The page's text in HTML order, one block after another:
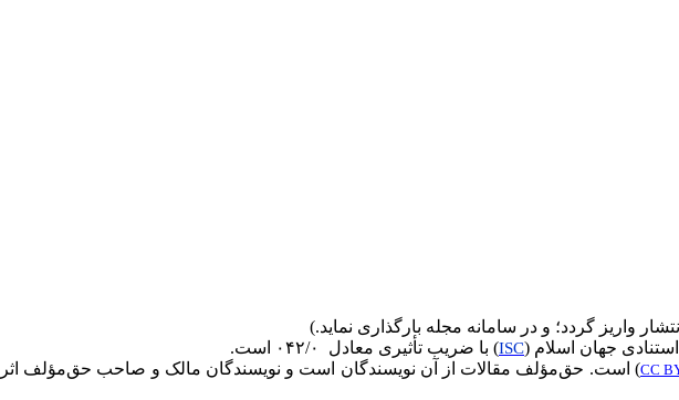
استنادی جهان اسلام (ISC) با ضریب تأثیری معادل ۰۴۲/۰ است.
CC) است. حق‌مؤلف مقالات از آن نویسندگان است و نویسندگان مالک و صاحب حق‌مؤلف اثر